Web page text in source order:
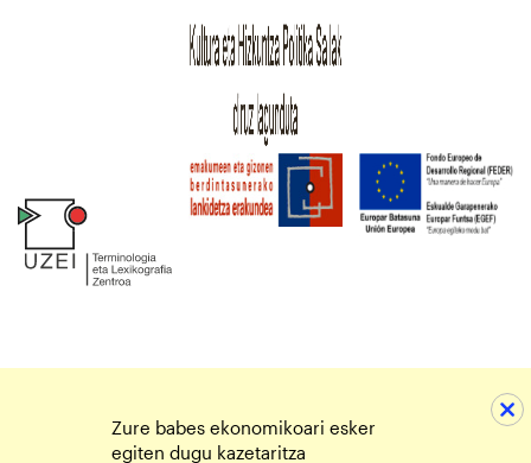
Zure babes ekonomikoari esker
egiten dugu kazetaritza